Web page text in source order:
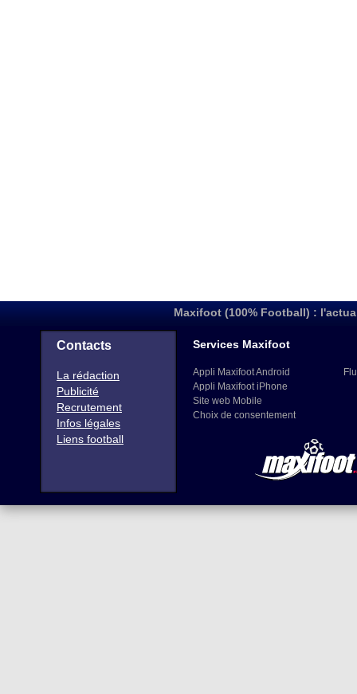
Maxifoot (100% Football) :
Contacts
La rédaction
Publicité
Recrutement
Infos légales
Liens football
Services Maxifoot
Appli Maxifoot Android
Appli Maxifoot iPhone
Site web Mobile
Choix de consentement